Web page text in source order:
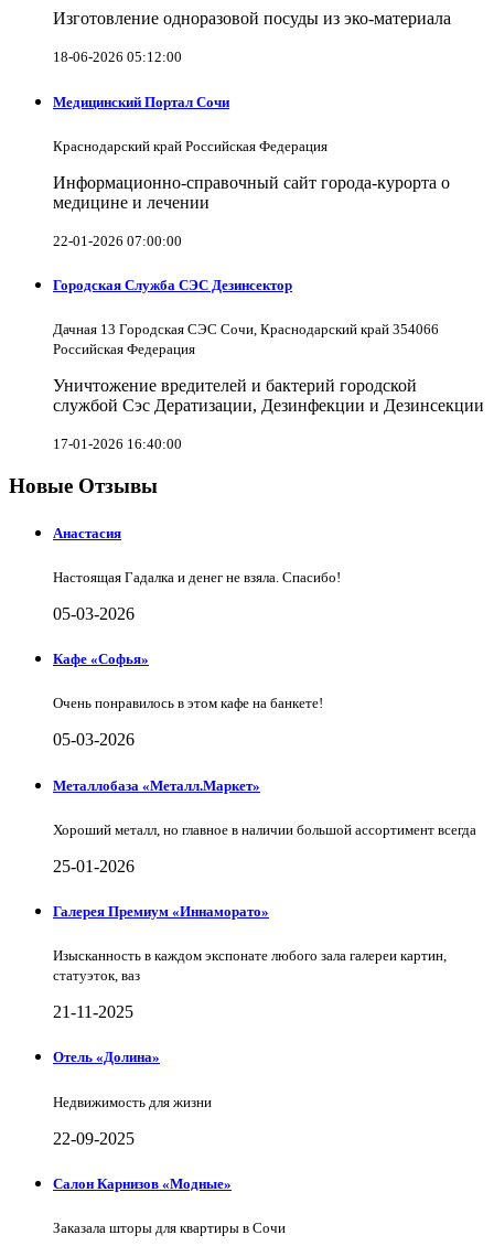
Изготовление одноразовой посуды из эко-материала
18-06-2026 05:12:00
Медицинский Портал Сочи
Краснодарский край Российская Федерация
Информационно-справочный сайт города-курорта о
медицине и лечении
22-01-2026 07:00:00
Городская Служба СЭС Дезинсектор
Дачная 13 Городская СЭС Сочи, Краснодарский край 354066
Российская Федерация
Уничтожение вредителей и бактерий городской
службой Сэс Дератизации, Дезинфекции и Дезинсекции
17-01-2026 16:40:00
Новые Отзывы
Анастасия
Настоящая Гадалка и денег не взяла. Спасибо!
05-03-2026
Кафе «Софья»
Очень понравилось в этом кафе на банкете!
05-03-2026
Металлобаза «Металл.Маркет»
Хороший металл, но главное в наличии большой ассортимент всегда
25-01-2026
Галерея Премиум «Иннаморато»
Изысканность в каждом экспонате любого зала галереи картин,
статуэток, ваз
21-11-2025
Отель «Долина»
Недвижимость для жизни
22-09-2025
Салон Карнизов «Модные»
Заказала шторы для квартиры в Сочи